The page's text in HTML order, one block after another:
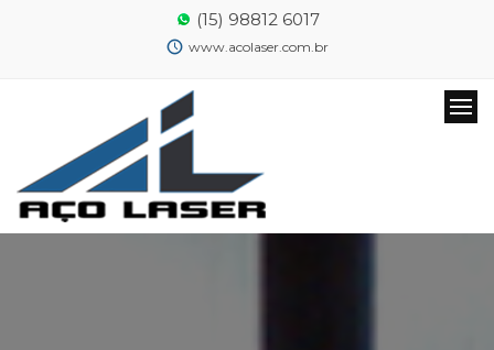
(15) 98812 6017
www.acolaser.com.br